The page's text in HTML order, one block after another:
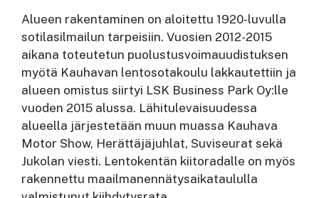
Alueen rakentaminen on aloitettu 1920-luvulla
sotilasilmailun tarpeisiin. Vuosien 2012-2015
aikana toteutetun puolustusvoimauudistuksen
myötä Kauhavan lentosotakoulu lakkautettiin ja
alueen omistus siirtyi LSK Business Park Oy:lle
vuoden 2015 alussa. Lähitulevaisuudessa
alueella järjestetään muun muassa Kauhava
Motor Show, Herättäjäjuhlat, Suviseurat sekä
Jukolan viesti. Lentokentän kiitoradalle on myös
rakennettu maailmanennätysaikataululla